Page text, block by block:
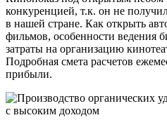
конкуренцией, т.к. он не
в нашей стране. Как открыть
фильмов, особенности ведения
затраты на организацию
Подробная смета расчетов
прибыли.